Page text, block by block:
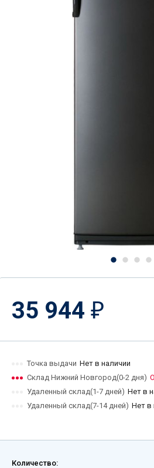
35 944 ₽
Точка выдачи Нет в наличии
Склад Нижний Новгород(0-2 дня)
Удаленный склад(1-7 дней) Нет в
Удаленный склад(7-14 дней) Нет в
Количество: